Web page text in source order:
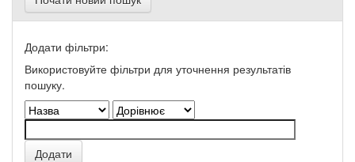
Додати фільтри:
Використовуйте фільтри для уточнення результатів
пошуку.